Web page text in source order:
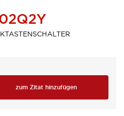
zum Zitat hinzufügen